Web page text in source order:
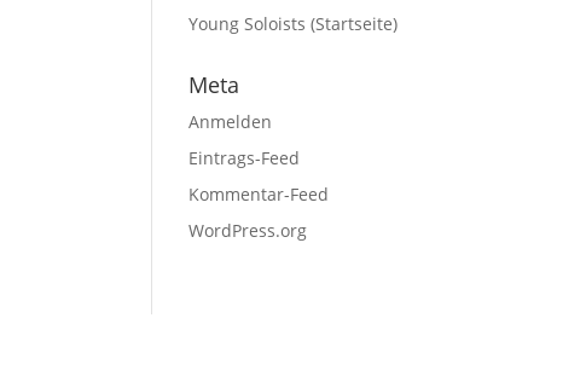
Young Soloists (Startseite)
Meta
Anmelden
Eintrags-Feed
Kommentar-Feed
WordPress.org